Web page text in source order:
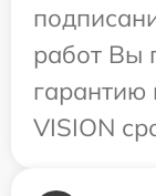
работ Вы
гарантию
VISION